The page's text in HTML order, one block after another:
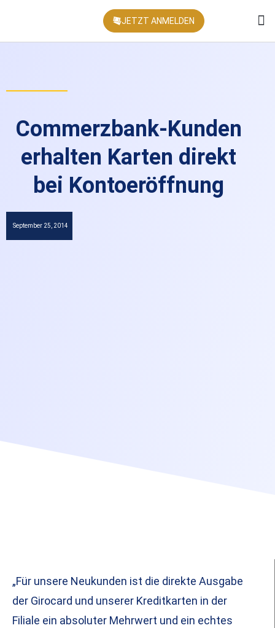
JETZT ANMELDEN
Commerzbank-Kunden
erhalten Karten direkt
bei Kontoeröffnung
September 25, 2014
„Für unsere Neukunden ist die direkte Ausgabe
der Girocard und unserer Kreditkarten in der
Filiale ein absoluter Mehrwert und ein echtes